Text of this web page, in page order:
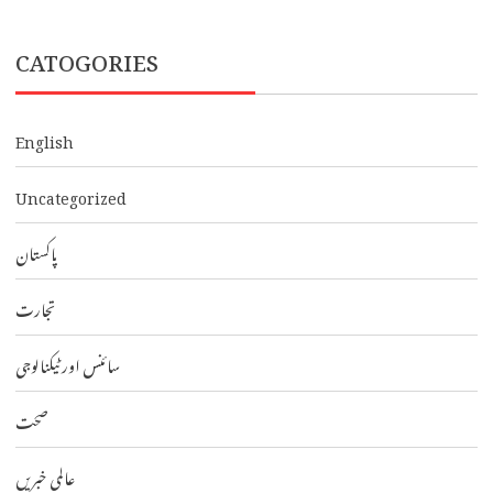
CATOGORIES
English
Uncategorized
پاکستان
تجارت
سائنس اور ٹیکنالوجی
صحت
عالمی خبریں